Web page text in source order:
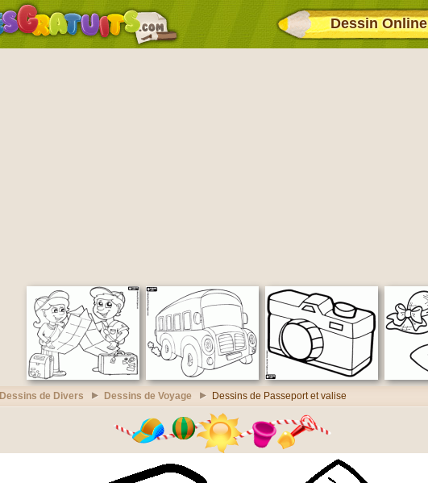
Dessin Online
Dessins de Divers Dessins de Voyage Dessins de Passeport et valise